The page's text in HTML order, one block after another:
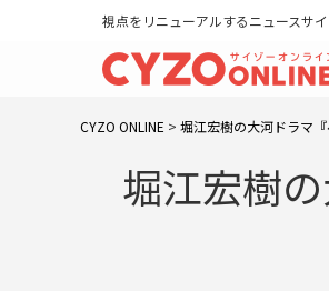
視点をリニューアルするニュースサ
CYZO ONLINE > 堀江宏樹の大河ドラマ
堀江宏樹